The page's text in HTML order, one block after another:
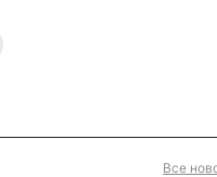
Все